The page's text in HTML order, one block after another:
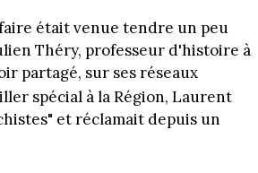
était venue tendre un peu
Théry, professeur d'histoire à
partagé, sur ses réseaux
spécial à la Région, Laurent
et réclamait depuis un